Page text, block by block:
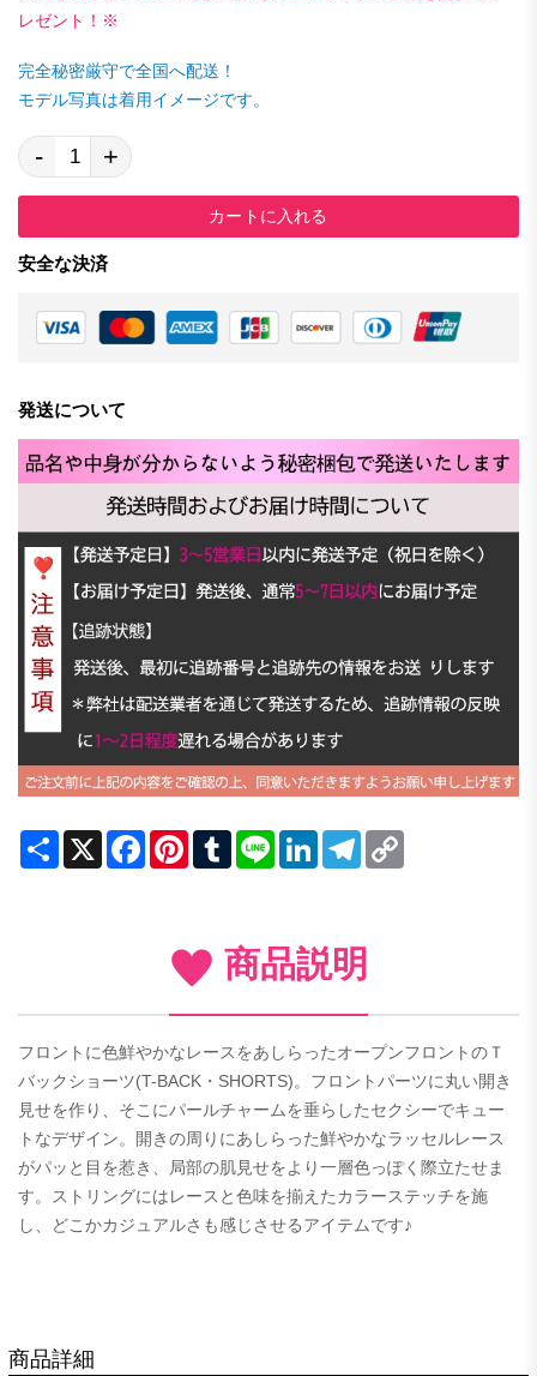
レゼント！※
完全秘密厳守で全国へ配送！
モデル写真は着用イメージです。
- +
カートに入れる
安全な決済
発送について
Share X FacebookPinterestTumblrLine LinkedInTelegram
商品説明
フロントに色鮮やかなレースをあしらったオープンフロントのＴ
バックショーツ(T-BACK・SHORTS)。フロントパーツに丸い開き
見せを作り、そこにパールチャームを垂らしたセクシーでキュー
トなデザイン。開きの周りにあしらった鮮やかなラッセルレース
がパッと目を惹き、局部の肌見せをより一層色っぽく際立たせま
す。ストリングにはレースと色味を揃えたカラーステッチを施
し、どこかカジュアルさも感じさせるアイテムです♪
商品詳細